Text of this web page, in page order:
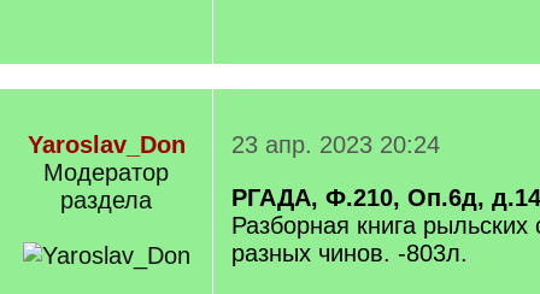
Yaroslav_Don
Модератор
раздела
23 апр. 2023 20:24
РГАДА, Ф.210, Оп.6д,
Разборная книга
разных чинов. -803л.